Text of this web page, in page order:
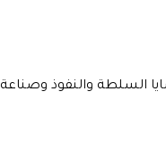
السلطة والنفوذ وصناعة